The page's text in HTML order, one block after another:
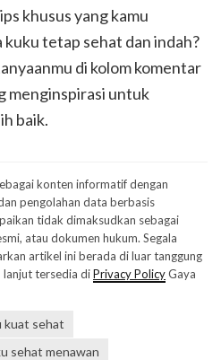
khusus yang kamu
tetap sehat dan indah?
di kolom komentar
menginspirasi untuk
baik.
konten informatif dengan
pengolahan data berbasis
tidak dimaksudkan sebagai
atau dokumen hukum. Segala
artikel ini berada di luar tanggung
lanjut tersedia diPrivacy PolicyGaya
kuat sehat
sehat menawan